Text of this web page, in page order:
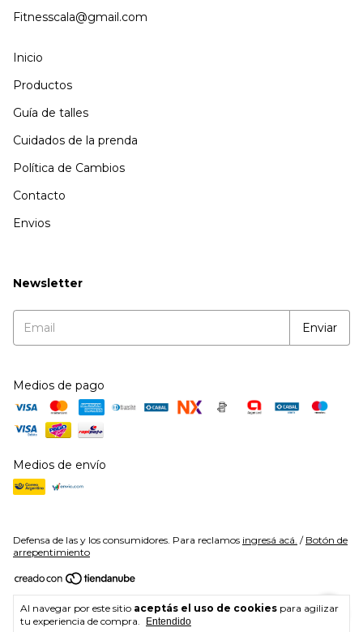
Al navegar por este sitio aceptás el uso de cookies para agilizar
tu experiencia de compra.
Entendido
Fitnesscala@gmail.com
Inicio
Productos
Guía de talles
Cuidados de la prenda
Política de Cambios
Contacto
Envios
Newsletter
Medios de pago
Medios de envío
Defensa de las y los consumidores. Para reclamos ingresá acá. / Botón de
arrepentimiento
Copyright Cala Fitness - 27383459295 - 2026. Todos los derechos
reservados.